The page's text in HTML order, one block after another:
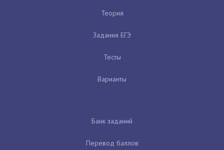
Теория
Задания ЕГЭ
Тесты
Варианты
Банк заданий
Перевод баллов